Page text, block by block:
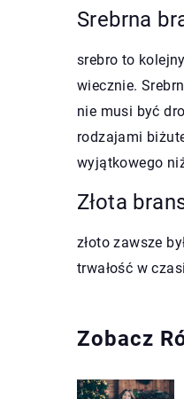
Srebrna
srebro to
wiecznie.
nie musi być
rodzajami
wyjątkowego
Złota
złoto zawsze
trwałość w
Zobacz